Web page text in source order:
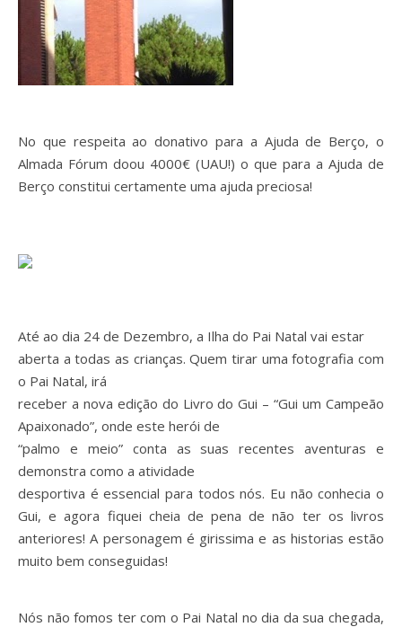
No que respeita ao donativo para a Ajuda de Berço, o
Almada Fórum doou 4000€ (UAU!) o que para a Ajuda de
Berço constitui certamente uma ajuda preciosa!
Até ao dia 24 de Dezembro, a Ilha do Pai Natal vai estar
aberta a todas as crianças. Quem tirar uma fotografia com
o Pai Natal, irá
receber a nova edição do Livro do Gui – “Gui um Campeão
Apaixonado”, onde este herói de
“palmo e meio” conta as suas recentes aventuras e
demonstra como a atividade
desportiva é essencial para todos nós. Eu não conhecia o
Gui, e agora fiquei cheia de pena de não ter os livros
anteriores! A personagem é girissima e as historias estão
muito bem conseguidas!
Nós não fomos ter com o Pai Natal no dia da sua chegada,